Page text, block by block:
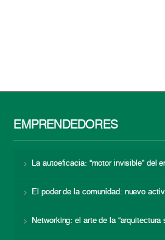
EMPRENDEDORES
La autoeficacia: “motor invisible” del
El poder de la comunidad: nuevo
Networking: el arte de la “arquitectura